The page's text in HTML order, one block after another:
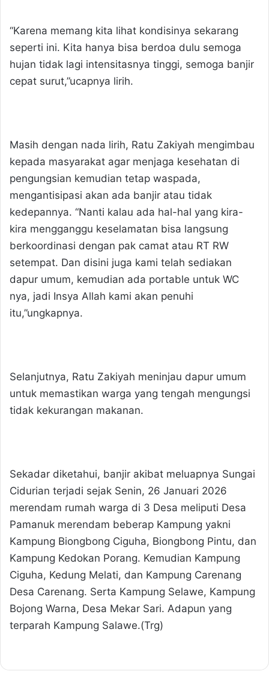
“Karena memang kita lihat kondisinya sekarang
seperti ini. Kita hanya bisa berdoa dulu semoga
hujan tidak lagi intensitasnya tinggi, semoga banjir
cepat surut,”ucapnya lirih.
Masih dengan nada lirih, Ratu Zakiyah mengimbau
kepada masyarakat agar menjaga kesehatan di
pengungsian kemudian tetap waspada,
mengantisipasi akan ada banjir atau tidak
kedepannya. “Nanti kalau ada hal-hal yang kira-
kira mengganggu keselamatan bisa langsung
berkoordinasi dengan pak camat atau RT RW
setempat. Dan disini juga kami telah sediakan
dapur umum, kemudian ada portable untuk WC
nya, jadi Insya Allah kami akan penuhi
itu,”ungkapnya.
Selanjutnya, Ratu Zakiyah meninjau dapur umum
untuk memastikan warga yang tengah mengungsi
tidak kekurangan makanan.
Sekadar diketahui, banjir akibat meluapnya Sungai
Cidurian terjadi sejak Senin, 26 Januari 2026
merendam rumah warga di 3 Desa meliputi Desa
Pamanuk merendam beberap Kampung yakni
Kampung Biongbong Ciguha, Biongbong Pintu, dan
Kampung Kedokan Porang. Kemudian Kampung
Ciguha, Kedung Melati, dan Kampung Carenang
Desa Carenang. Serta Kampung Selawe, Kampung
Bojong Warna, Desa Mekar Sari. Adapun yang
terparah Kampung Salawe.(Trg)